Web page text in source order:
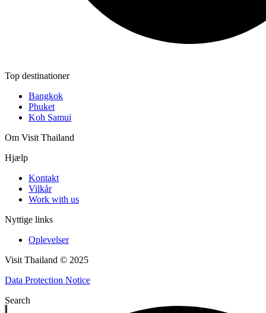
Top destinationer
Bangkok
Phuket
Koh Samui
Om Visit Thailand
Hjælp
Kontakt
Vilkår
Work with us
Nyttige links
Oplevelser
Visit Thailand © 2025
Data Protection Notice
Search